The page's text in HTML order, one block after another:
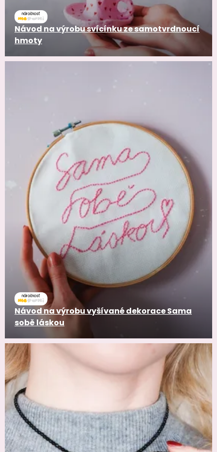
náročnosť
Návod na výrobu svícínku ze samotvrdnoucí
hmoty
náročnosť
Návod na výrobu vyšívané dekorace Sama
sobě láskou